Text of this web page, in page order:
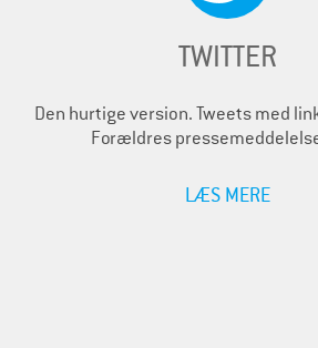
TWITTER
Den hurtige version. Tweets med
Forældres
LÆS MERE